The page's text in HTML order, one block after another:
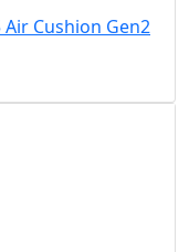
Cushion Gen2